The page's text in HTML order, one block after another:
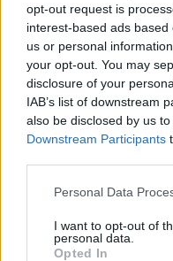
opt-out request is
interest-based ads
us or personal
your opt-out. You may
disclosure of your
IAB’s list of downstream
also be disclosed by us
Downstream Participants
Personal Data
I want to opt-out of
personal data.
Opted In
Laisvalaikis
Apskaičiuokite savo
likimo skaičių:
numerologai atskleidė,
kurioms datoms
pranašaujami turtai ir
sėkmė